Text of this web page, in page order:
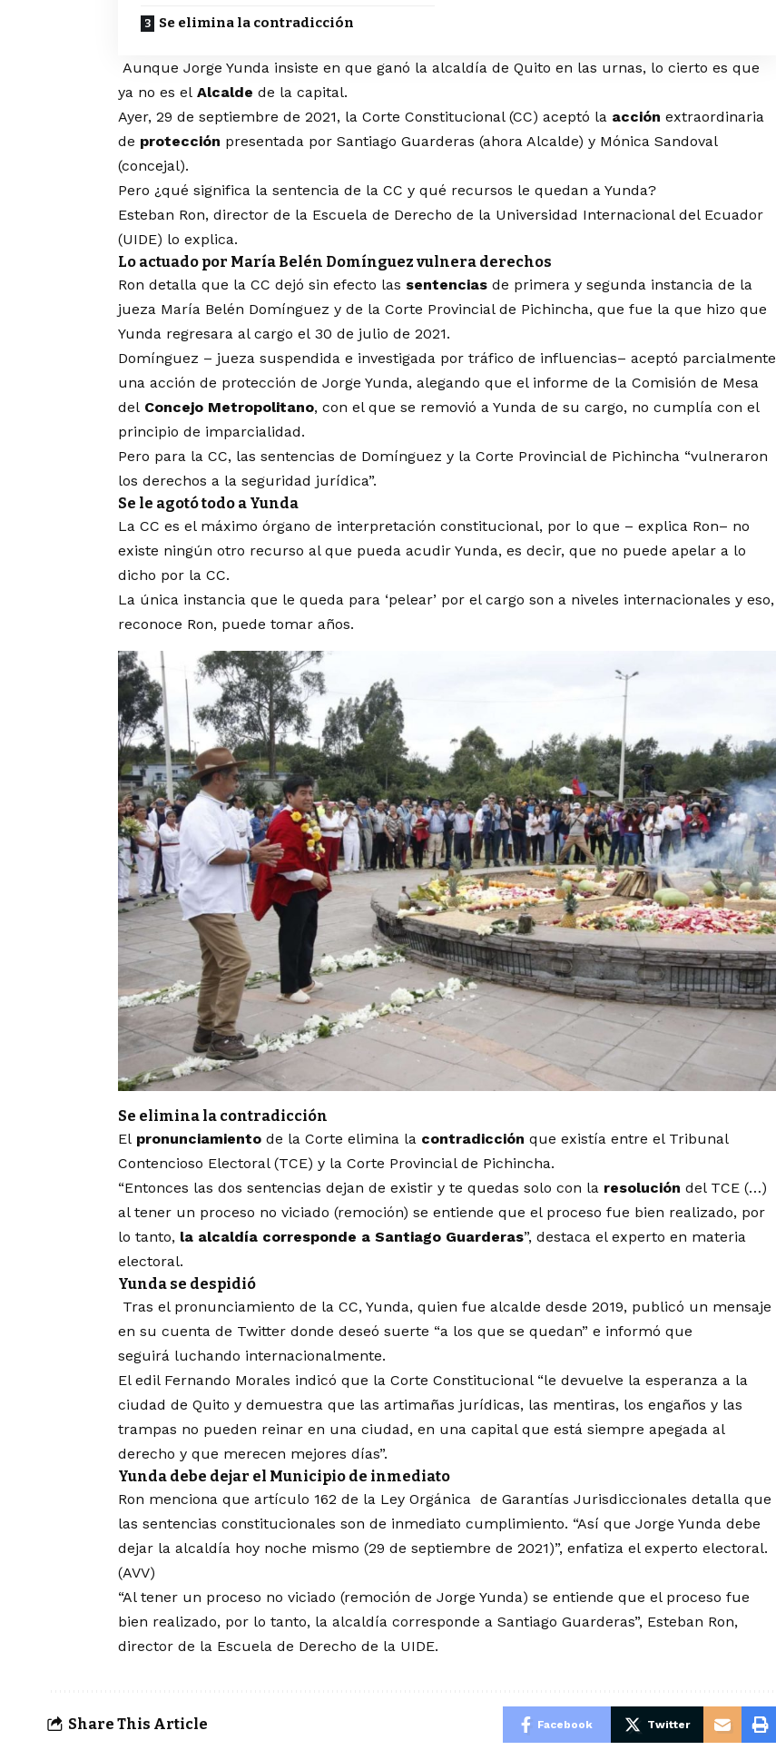
Se elimina la contradicción
Aunque Jorge Yunda insiste en que ganó la alcaldía de Quito en las urnas, lo cierto es que
ya no es el Alcalde de la capital.
Ayer, 29 de septiembre de 2021, la Corte Constitucional (CC) aceptó la acción extraordinaria
de protección presentada por Santiago Guarderas (ahora Alcalde) y Mónica Sandoval
(concejal).
Pero ¿qué significa la sentencia de la CC y qué recursos le quedan a Yunda?
Esteban Ron, director de la Escuela de Derecho de la Universidad Internacional del Ecuador
(UIDE) lo explica.
Lo actuado por María Belén Domínguez vulnera derechos
Ron detalla que la CC dejó sin efecto las sentencias de primera y segunda instancia de la
jueza María Belén Domínguez y de la Corte Provincial de Pichincha, que fue la que hizo que
Yunda regresara al cargo el 30 de julio de 2021.
Domínguez – jueza suspendida e investigada por tráfico de influencias– aceptó parcialmente
una acción de protección de Jorge Yunda, alegando que el informe de la Comisión de Mesa
del Concejo Metropolitano, con el que se removió a Yunda de su cargo, no cumplía con el
principio de imparcialidad.
Pero para la CC, las sentencias de Domínguez y la Corte Provincial de Pichincha “vulneraron
los derechos a la seguridad jurídica”.
Se le agotó todo a Yunda
La CC es el máximo órgano de interpretación constitucional, por lo que – explica Ron– no
existe ningún otro recurso al que pueda acudir Yunda, es decir, que no puede apelar a lo
dicho por la CC.
La única instancia que le queda para ‘pelear’ por el cargo son a niveles internacionales y eso,
reconoce Ron, puede tomar años.
Se elimina la contradicción
El pronunciamiento de la Corte elimina la contradicción que existía entre el Tribunal
Contencioso Electoral (TCE) y la Corte Provincial de Pichincha.
“Entonces las dos sentencias dejan de existir y te quedas solo con la resolución del TCE (…)
al tener un proceso no viciado (remoción) se entiende que el proceso fue bien realizado, por
lo tanto, la alcaldía corresponde a Santiago Guarderas”, destaca el experto en materia
electoral.
Yunda se despidió
Tras el pronunciamiento de la CC, Yunda, quien fue alcalde desde 2019, publicó un mensaje
en su cuenta de Twitter donde deseó suerte “a los que se quedan” e informó que
seguirá luchando internacionalmente.
El edil Fernando Morales indicó que la Corte Constitucional “le devuelve la esperanza a la
ciudad de Quito y demuestra que las artimañas jurídicas, las mentiras, los engaños y las
trampas no pueden reinar en una ciudad, en una capital que está siempre apegada al
derecho y que merecen mejores días”.
Yunda debe dejar el Municipio de inmediato
Ron menciona que artículo 162 de la Ley Orgánica de Garantías Jurisdiccionales detalla que
las sentencias constitucionales son de inmediato cumplimiento. “Así que Jorge Yunda debe
dejar la alcaldía hoy noche mismo (29 de septiembre de 2021)”, enfatiza el experto electoral.
(AVV)
“Al tener un proceso no viciado (remoción de Jorge Yunda) se entiende que el proceso fue
bien realizado, por lo tanto, la alcaldía corresponde a Santiago Guarderas”, Esteban Ron,
director de la Escuela de Derecho de la UIDE.
Share This Article Facebook Twitter